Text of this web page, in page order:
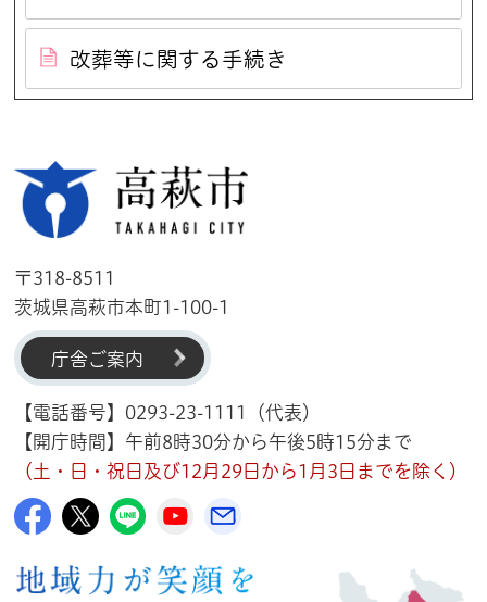
改葬等に関する手続き
〒318-8511
茨城県高萩市本町1-100-1
庁舎ご案内
【電話番号】0293-23-1111（代表）
【開庁時間】午前8時30分から午後5時15分まで
（土・日・祝日及び12月29日から1月3日までを除く）
高萩市公式Facebook
高萩市公式X
高萩市公式LINE
高萩市YouTube公式チャンネル